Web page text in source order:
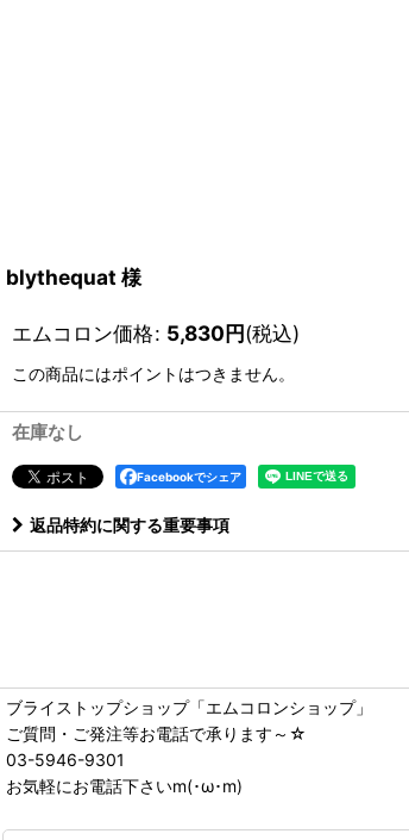
blythequat 様
エムコロン価格: 5,830円(税込)
この商品にはポイントはつきません。
在庫なし
Facebookでシェア
返品特約に関する重要事項
ブライストップショップ「エムコロンショップ」
ご質問・ご発注等お電話で承ります～☆
03-5946-9301
お気軽にお電話下さいm(･ω･m)